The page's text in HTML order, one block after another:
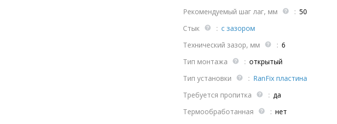
Рекомендуемый шаг лаг, мм
: 50
Стык
: с зазором
Технический зазор, мм
: 6
Тип монтажа
: открытый
Тип установки
: RanFix пластина
Требуется пропитка
: да
Термообработанная
: нет